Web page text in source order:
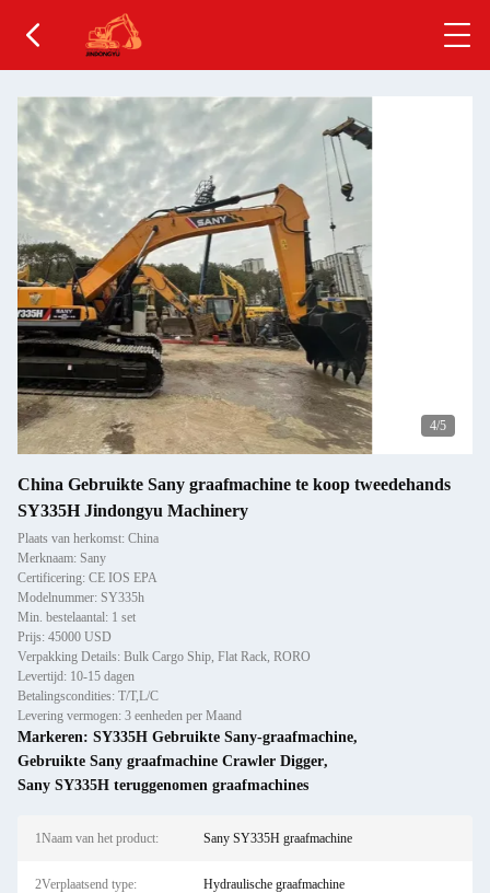
4/5
China Gebruikte Sany graafmachine te koop tweedehands
SY335H Jindongyu Machinery
Plaats van herkomst: China
Merknaam: Sany
Certificering: CE IOS EPA
Modelnummer: SY335h
Min. bestelaantal: 1 set
Prijs: 45000 USD
Verpakking Details: Bulk Cargo Ship, Flat Rack, RORO
Levertijd: 10-15 dagen
Betalingscondities: T/T,L/C
Levering vermogen: 3 eenheden per Maand
Markeren: SY335H Gebruikte Sany-graafmachine,
Gebruikte Sany graafmachine Crawler Digger,
Sany SY335H teruggenomen graafmachines
1Naam van het product: Sany SY335H graafmachine
2Verplaatsend type: Hydraulische graafmachine